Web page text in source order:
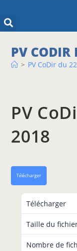
PV CODIR
> PV CoDir du
PV
2018
Télécharger
Télécharger
Taille du
Nombre de